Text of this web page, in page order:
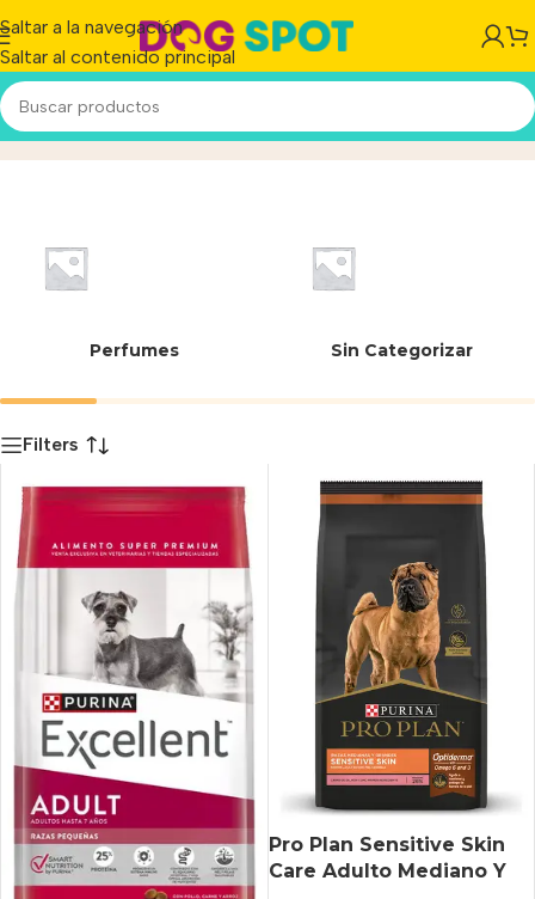
Saltar a la navegación
Saltar al contenido principal
FibraInicio/Producto
Perfumes Sin Categorizar
Filters
Pro Plan Sensitive Skin
Care Adulto Mediano Y